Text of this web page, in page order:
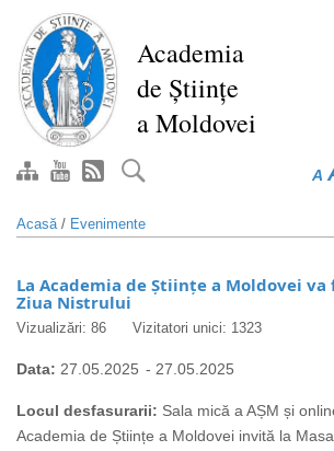
conţinutul
principal
Academia
de Științe
a Moldovei
A
Acasă/ Evenimente
La Academia de Științe a Moldovei
Ziua Nistrului
Vizualizări: 86 Vizitatori unici: 1323
Data: 27.05.2025 - 27.05.2025
Locul desfasurarii: Sala mică a AȘM și
Academia de Științe a Moldovei invită la